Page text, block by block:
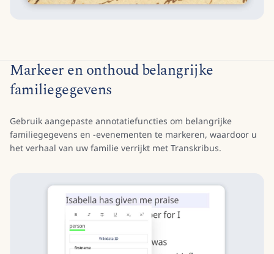
Markeer en onthoud belangrijke
familiegegevens
Gebruik aangepaste annotatiefuncties om belangrijke
familiegegevens en -evenementen te markeren, waardoor u
het verhaal van uw familie verrijkt met Transkribus.